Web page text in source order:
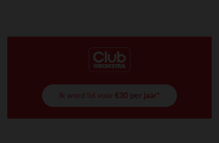
Ik word lid voor €30 per jaar*